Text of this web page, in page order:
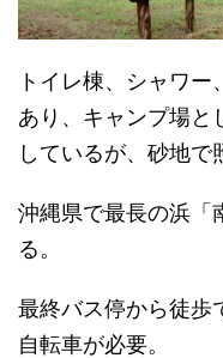
トイレ棟、シャワ
あり、 キャンプ場と
しているが、 砂地で
沖縄県で最長の浜「
る。
最終バス停から徒歩
自転車が必要。